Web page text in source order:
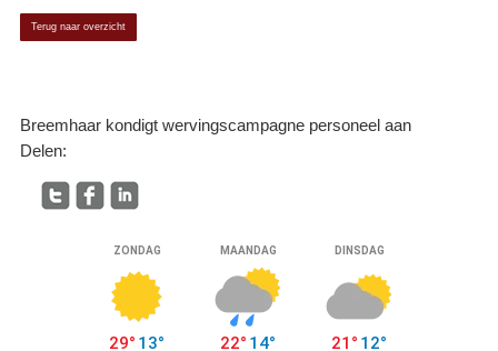
Terug naar overzicht
Breemhaar kondigt wervingscampagne personeel aan
Delen: